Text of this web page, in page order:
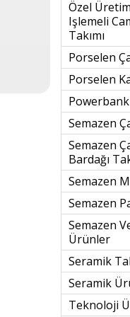
Özel
Işlemeli
Takımı
Porselen
Porselen
Powerbank
Semazen
Semazen
Bardağı
Semazen
Semazen
Semazen
Ürünler
Seramik
Seramik
Teknoloji